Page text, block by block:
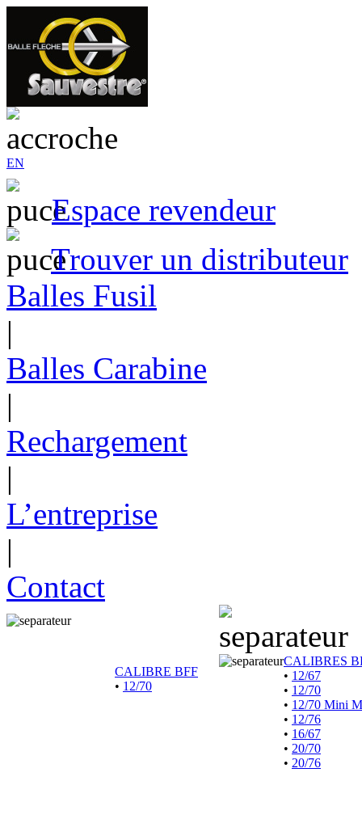
EN
Espace revendeur
Trouver un distributeur
Balles Fusil
|
Balles Carabine
|
Rechargement
|
L’entreprise
|
Contact
CALIBRE BFF
• 12/70
CALIBRES
• 12/67
• 12/70
• 12/70 Mini
• 12/76
• 16/67
• 20/70
• 20/76